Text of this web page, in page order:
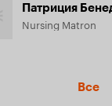
Патриция
Nursing Matron
Все